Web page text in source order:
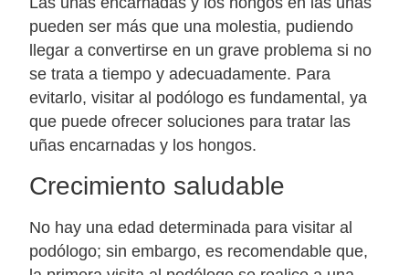
pueden ser más que una molestia, pudiendo
llegar a convertirse en un grave problema si no
se trata a tiempo y adecuadamente. Para
evitarlo, visitar al podólogo es fundamental, ya
que puede ofrecer soluciones para tratar las
uñas encarnadas y los hongos.
Crecimiento saludable
No hay una edad determinada para visitar al
podólogo; sin embargo, es recomendable que,